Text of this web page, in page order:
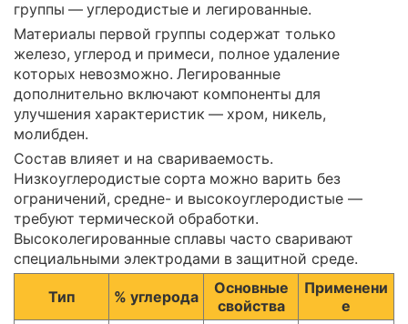
группы — углеродистые и легированные.
Материалы первой группы содержат только
железо, углерод и примеси, полное удаление
которых невозможно. Легированные
дополнительно включают компоненты для
улучшения характеристик — хром, никель,
молибден.
Состав влияет и на свариваемость.
Низкоуглеродистые сорта можно варить без
ограничений, средне- и высокоуглеродистые —
требуют термической обработки.
Высоколегированные сплавы часто сваривают
специальными электродами в защитной среде.
Тип % углерода
Основные
свойства
Применени
е